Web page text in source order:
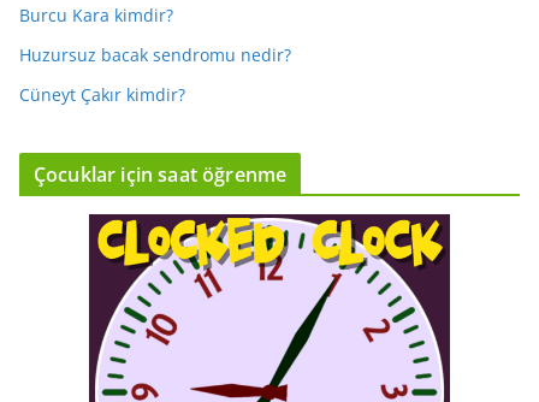
Burcu Kara kimdir?
Huzursuz bacak sendromu nedir?
Cüneyt Çakır kimdir?
Çocuklar için saat öğrenme